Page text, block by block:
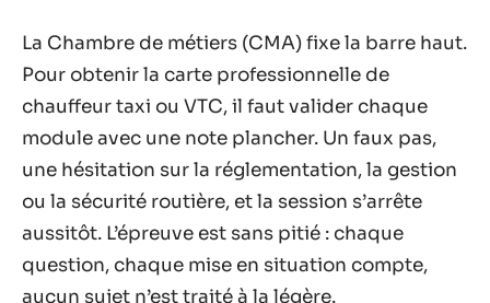
La Chambre de métiers (CMA) fixe la barre haut.
Pour obtenir la carte professionnelle de
chauffeur taxi ou VTC, il faut valider chaque
module avec une note plancher. Un faux pas,
une hésitation sur la réglementation, la gestion
ou la sécurité routière, et la session s’arrête
aussitôt. L’épreuve est sans pitié : chaque
question, chaque mise en situation compte,
aucun sujet n’est traité à la légère.